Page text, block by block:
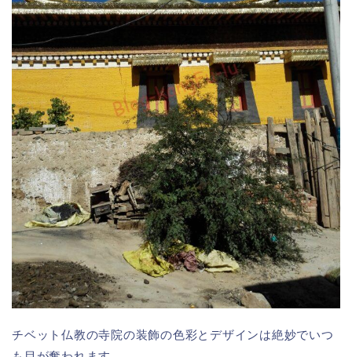
チベット仏教の寺院の装飾の色彩とデザインは絶妙でいつ